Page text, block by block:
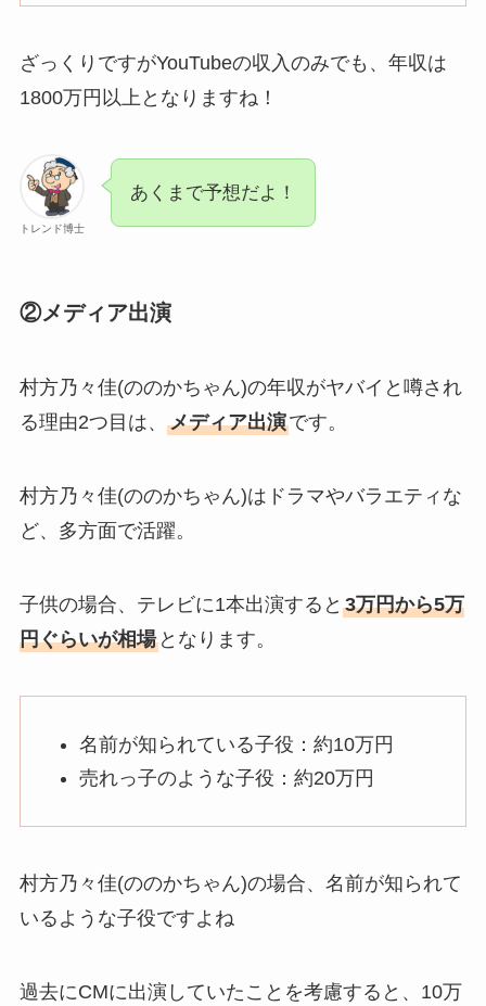
ざっくりですがYouTubeの収入のみでも、年収は
1800万円以上となりますね！
トレンド博士
あくまで予想だよ！
②メディア出演
村方乃々佳(ののかちゃん)の年収がヤバイと噂され
る理由2つ目は、 メディア出演です。
村方乃々佳(ののかちゃん)はドラマやバラエティな
ど、多方面で活躍。
子供の場合、テレビに1本出演すると 3万円から5万
円ぐらいが相場となります。
名前が知られている子役：約10万円
売れっ子のような子役：約20万円
村方乃々佳(ののかちゃん)の場合、名前が知られて
いるような子役ですよね
過去にCMに出演していたことを考慮すると、10万